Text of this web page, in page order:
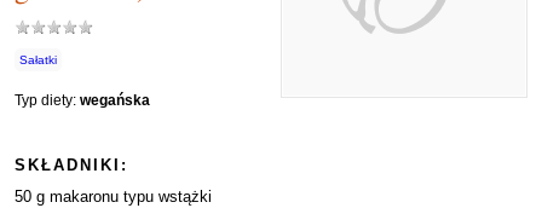
Sałatki
Typ diety: wegańska
SKŁADNIKI:
50 g makaronu typu wstążki